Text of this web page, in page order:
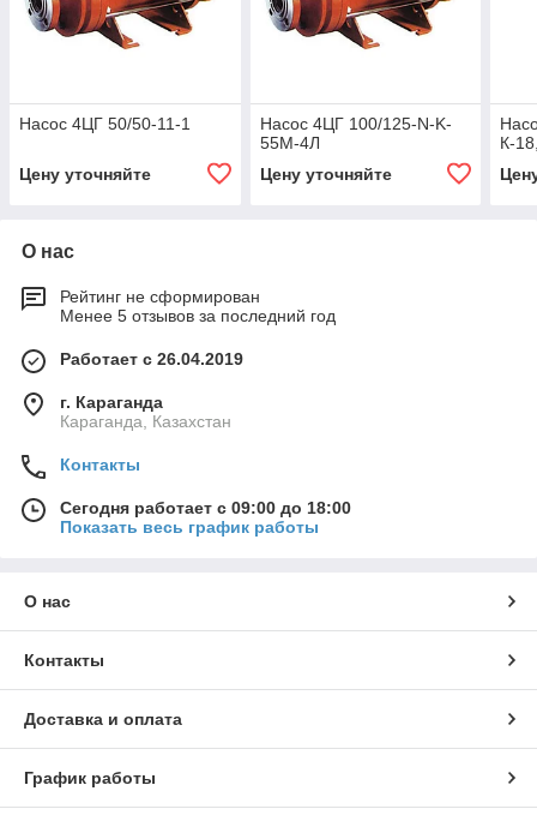
Насос 4ЦГ 50/50-11-1
Цену уточняйте
Насос 4ЦГ 100/125-N-K-
55M-4Л
Цену уточняйте
К-
О нас
Рейтинг не сформирован
Менее 5 отзывов за последний год
Работает с 26.04.2019
г. Караганда
Караганда, Казахстан
Контакты
Сегодня работает с 09:00 до 18:00
Показать весь график работы
О нас
Контакты
Доставка и оплата
График работы